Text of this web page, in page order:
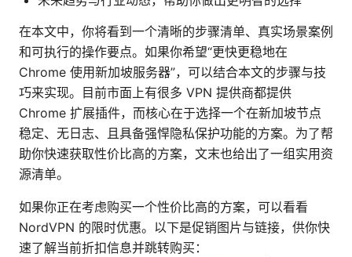
在本文中，你将看到一个清晰的步骤清单、真实场景案例
和可执行的操作要点。如果你希望“更快更稳地在
Chrome 使用新加坡服务器”，可以结合本文的步骤与技
巧来实现。目前市面上有很多 VPN 提供商都提供
Chrome 扩展插件，而核心在于选择一个在新加坡节点
稳定、无日志、且具备强悍隐私保护功能的方案。为了帮
助你快速获取性价比高的方案，文末也给出了一组实用资
源清单。
如果你正在考虑购买一个性价比高的方案，可以看看
NordVPN 的限时优惠。以下是促销图片与链接，供你快
速了解当前折扣信息并跳转购买：